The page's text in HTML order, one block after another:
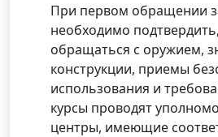
При первом обращении
необходимо
обращаться с оружием,
конструкции, приемы
использования и
курсы проводят
центры, имеющие